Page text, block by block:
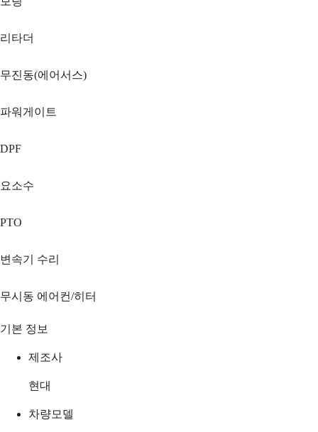
리타더
무진동(에어서스)
파워게이트
DPF
요소수
PTO
변속기 수리
무시동 에어컨/히터
기본 정보
제조사
현대
차량모델